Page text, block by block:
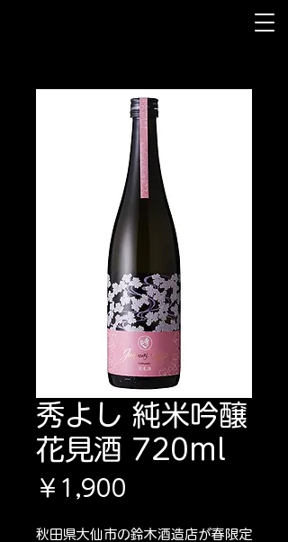
秀よし 純米吟醸
花見酒 720ml
￥1,900
秋田県大仙市の鈴木酒造店が春限定